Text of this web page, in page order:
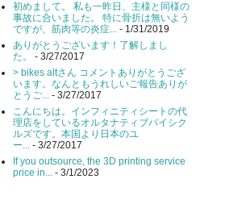
初めまして。 私も一昨日、主様と同様の
事故に合いました。 特に骨折は無いよう
ですが、筋肉等の炎症... - 1/31/2019
ありがとうございます！了解しまし
た。
- 3/27/2017
> bikes altさん コメントありがとうござ
います。なんともうれしいご報告ありが
とうご... - 3/27/2017
こんにちは。インフィニティシートの代
理店をしているオルタナティブバイシク
ルズです。本国より日本のユ
ー... - 3/27/2017
If you outsource, the 3D printing service
price in... - 3/1/2023